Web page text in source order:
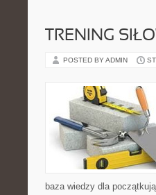
TRENING
POSTED BY ADMIN
baza wiedzy dla